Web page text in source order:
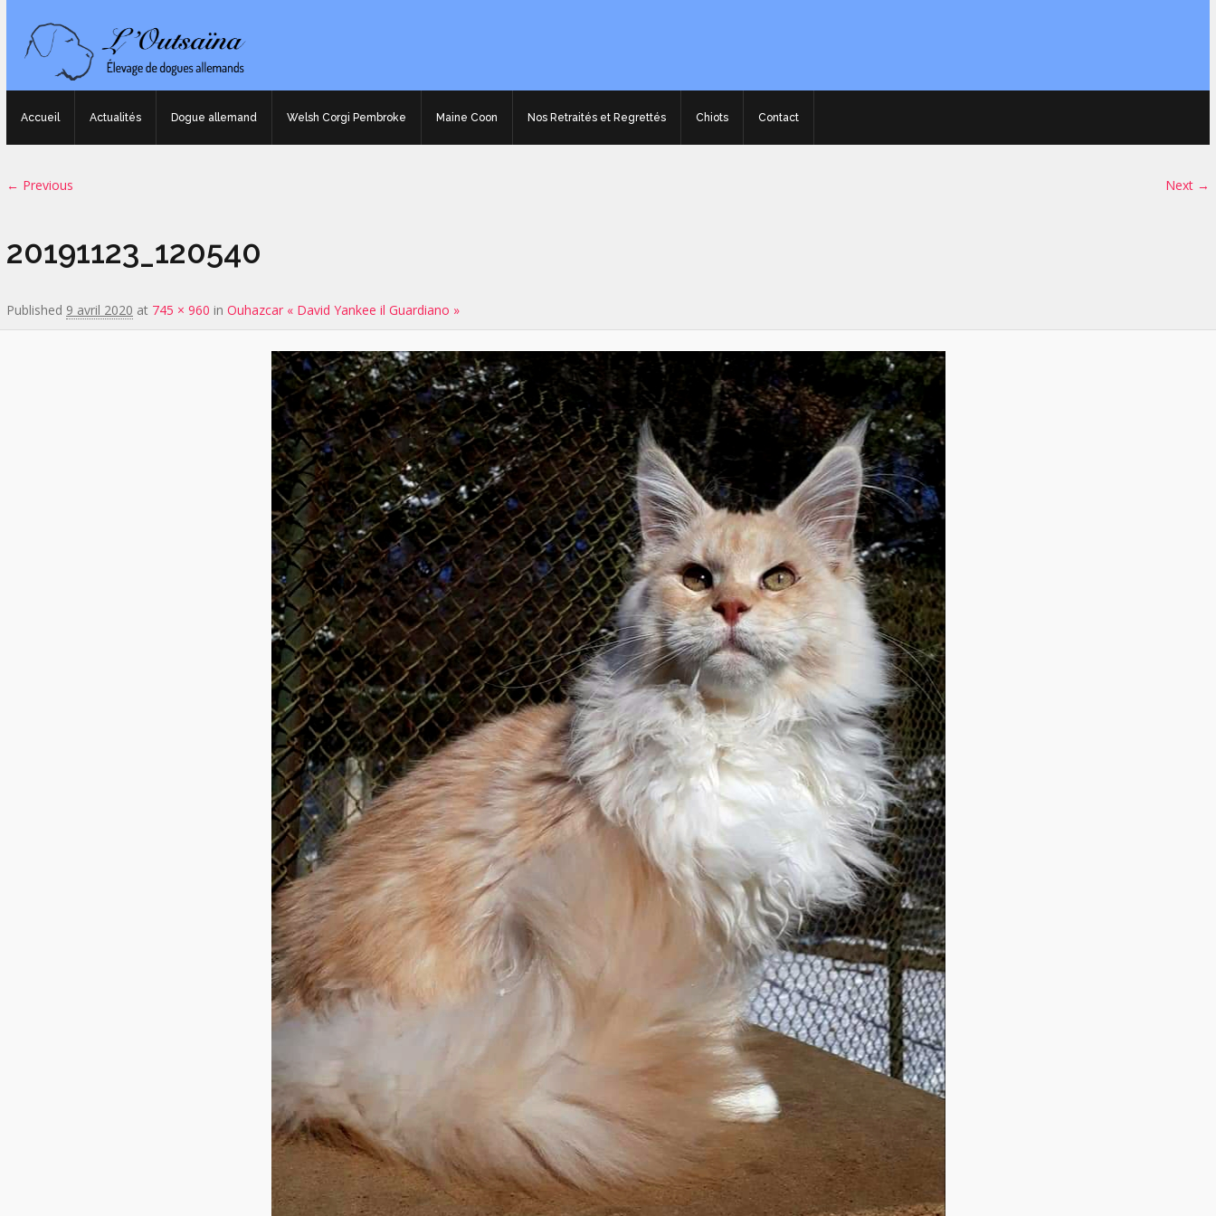
Accueil Actualités Dogue allemand Welsh Corgi Pembroke Maine Coon Nos Retraités et Regrettés Chiots Contact
Image navigation
← Previous Next →
20191123_120540
Published 9 avril 2020 at 745 × 960 in Ouhazcar « David Yankee il Guardiano »